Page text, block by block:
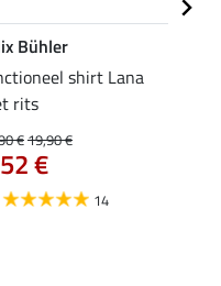
Bühler
shirt Lana
rits
€19,90 €
€
14